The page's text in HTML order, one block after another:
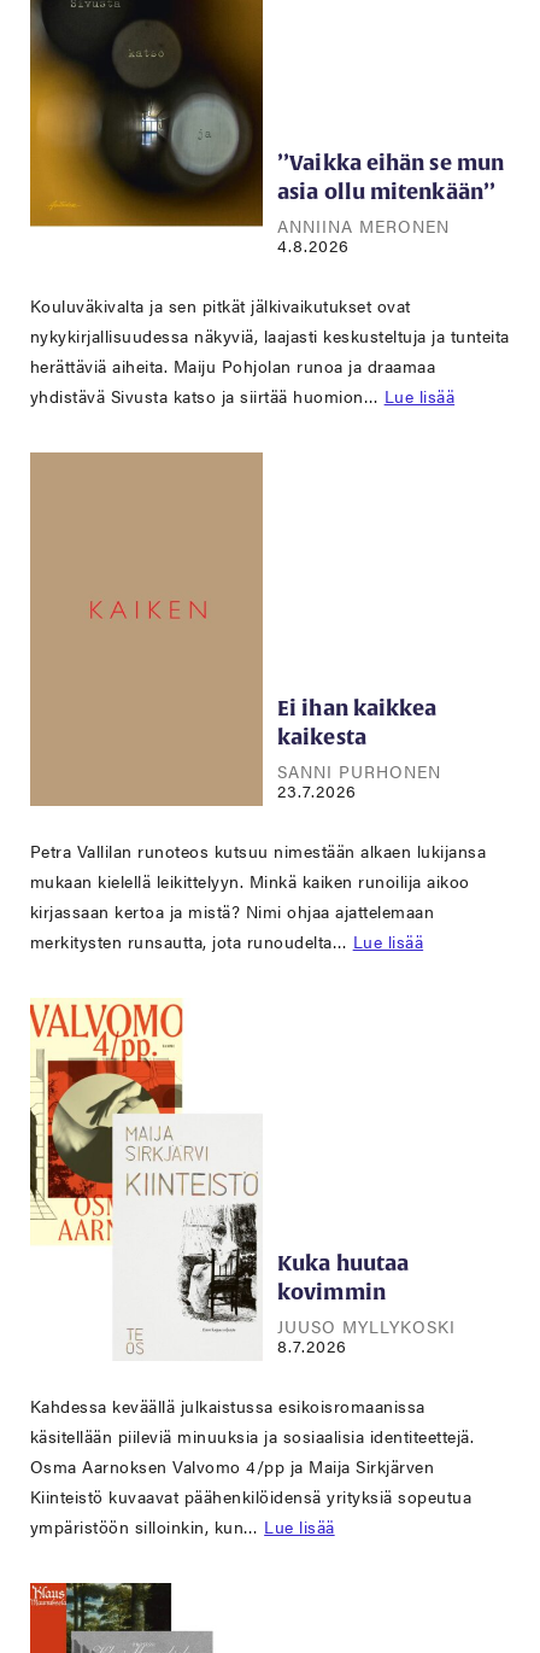
’’Vaikka eihän se mun
asia ollu mitenkään’’
ANNIINA MERONEN
4.8.2026
Kouluväkivalta ja sen pitkät jälkivaikutukset ovat
nykykirjallisuudessa näkyviä, laajasti keskusteltuja ja tunteita
herättäviä aiheita. Maiju Pohjolan runoa ja draamaa
yhdistävä Sivusta katso ja siirtää huomion… Lue lisää
Ei ihan kaikkea
kaikesta
SANNI PURHONEN
23.7.2026
Petra Vallilan runoteos kutsuu nimestään alkaen lukijansa
mukaan kielellä leikittelyyn. Minkä kaiken runoilija aikoo
kirjassaan kertoa ja mistä? Nimi ohjaa ajattelemaan
merkitysten runsautta, jota runoudelta… Lue lisää
Kuka huutaa
kovimmin
JUUSO MYLLYKOSKI
8.7.2026
Kahdessa keväällä julkaistussa esikoisromaanissa
käsitellään piileviä minuuksia ja sosiaalisia identiteettejä.
Osma Aarnoksen Valvomo 4/pp ja Maija Sirkjärven
Kiinteistö kuvaavat päähenkilöidensä yrityksiä sopeutua
ympäristöön silloinkin, kun… Lue lisää